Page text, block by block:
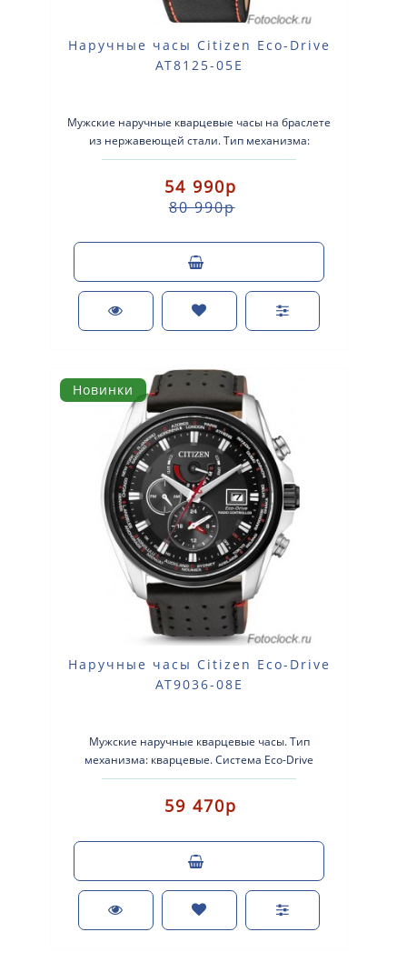
Наручные часы Citizen Eco-Drive
AT8125-05E
Мужские наручные кварцевые часы на браслете
из нержавеющей стали. Тип механизма:
кварцевые. Система Eco-Drive (аккумулятор с пи..
54 990р
80 990р
Новинки
Наручные часы Citizen Eco-Drive
AT9036-08E
Мужские наручные кварцевые часы. Тип
механизма: кварцевые. Система Eco-Drive
(аккумулятор с питанием от световой энергии). К..
59 470р